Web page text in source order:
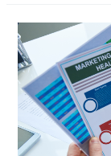
Gerenciando
riscos
no
processo
de
certificação
ISO